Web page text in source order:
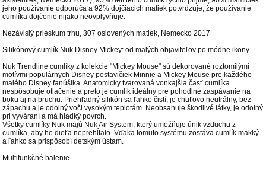
jeho používanie odporúča a 92% dojčiacich matiek potvrdzuje, že používanie
cumlíka dojčenie nijako neovplyvňuje.
Nezávislý prieskum trhu, 307 oslovených matiek, Nemecko 2017
Silikónový cumlík Nuk Disney Mickey: od malých objaviteľov po módne ikony
Nuk Trendline cumlíky z kolekcie "Mickey Mouse" sú dekorované roztomilými
motívmi populárnych Disney postavičiek Minnie a Mickey Mouse pre každého
malého Disney fanúšika. Anatomicky tvarovaná vonkajšia časť cumlíka
nespôsobuje otlačenie a preto je cumlík ideálny pre pohodlné zaspávanie na
boku aj na bruchu. Priehľadný silikón sa ľahko čistí, je chuťovo neutrálny, bez
zápachu a je odolný voči vysokým teplotám. Neobsahuje škodlivé látky, je odolný
pri vyváraní a má hladký povrch.
Všetky cumlíky Nuk majú Nuk Air System, ktorý umožňuje únik vzduchu z
cumlíka, aby ho dieťa neprehĺtalo. Vďaka tomuto systému zostáva cumlík mäkký
a ľahko sa prispôsobí detským ústam.
Multifunkčné balenie